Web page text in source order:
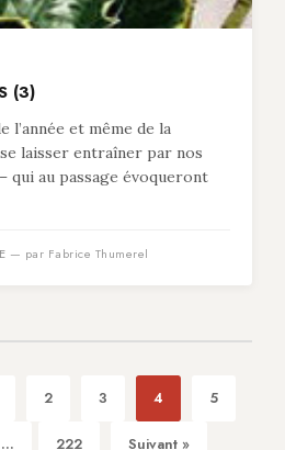
(3)
l’année et même de la
laisser entraîner par nos
qui au passage évoqueront
— par Fabrice Thumerel
2 3 4 5
... 222 Suivant »